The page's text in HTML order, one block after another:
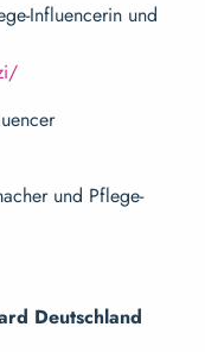
Influencerin und
und Pflege-
Deutschland